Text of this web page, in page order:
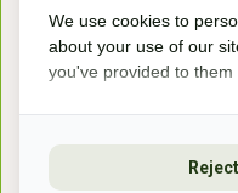
Openingstijden
We use cookies to
about your use of our
you've provided to
Reject